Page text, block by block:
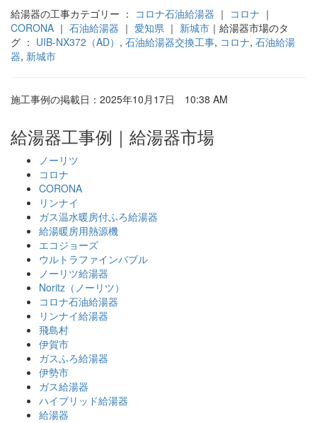
給湯器の工事カテゴリー ： コロナ石油給湯器 ｜ コロナ ｜
CORONA ｜ 石油給湯器 ｜ 愛知県 ｜ 新城市 ｜給湯器市場のタ
グ ： UIB-NX372（AD） , 石油給湯器交換工事, コロナ, 石油給湯
器, 新城市
施工事例の掲載日：2025年10月17日 10:38 AM
給湯器工事例｜給湯器市場
ノーリツ
コロナ
CORONA
リンナイ
ガス温水暖房付ふろ給湯器
給湯暖房用熱源機
エコジョーズ
ウルトラファインバブル
ノーリツ給湯器
Noritz（ノーリツ）
コロナ石油給湯器
リンナイ給湯器
飛島村
伊賀市
ガスふろ給湯器
伊勢市
ガス給湯器
ハイブリッド給湯器
給湯器